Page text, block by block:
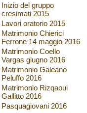
Inizio del gruppo
cresimati 2015
Lavori oratorio 2015
Matrimonio Chierici
Ferrone 14 maggio 2016
Matrimonio Coello
Vargas giugno 2016
Matrimonio Galeano
Peluffo 2016
Matrimonio Rizqaoui
Gallitto 2016
Pasquagiovani 2016